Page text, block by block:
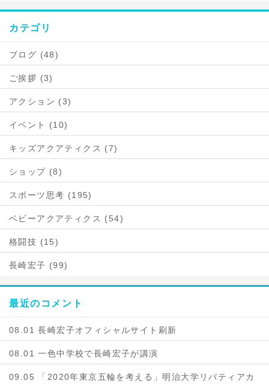
カテゴリ
ブログ (48)
ご挨拶 (3)
アクション (3)
イベント (10)
キッズアクアティクス (7)
ショップ (8)
スポーツ思考 (195)
ベビーアクアティクス (54)
格闘技 (15)
長崎宏子 (99)
最近のコメント
08.01 長崎宏子オフィシャルサイト刷新
08.01 一色中学校で長崎宏子が講演
09.05 「2020年東京五輪を考える」明治大学リバティアカ